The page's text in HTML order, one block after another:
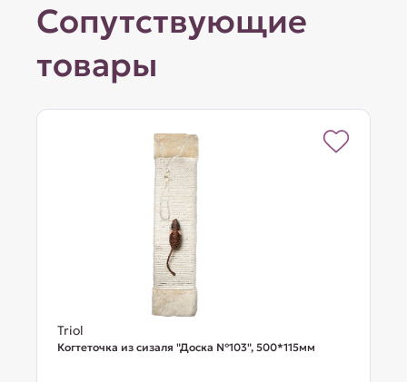
Сопутствующие
товары
Triol
Когтеточка из сизаля "Доска №103", 500*115мм